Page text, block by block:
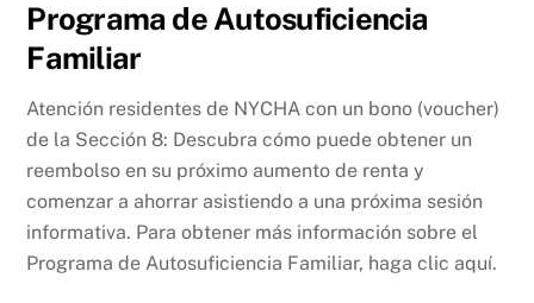
Programa de Autosuficiencia
Familiar
Atención residentes de NYCHA con un bono (voucher)
de la Sección 8: Descubra cómo puede obtener un
reembolso en su próximo aumento de renta y
comenzar a ahorrar asistiendo a una próxima sesión
informativa. Para obtener más información sobre el
Programa de Autosuficiencia Familiar, haga clic aquí.